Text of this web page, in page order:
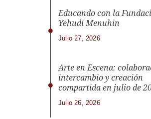
Educando con la
Yehudi Menuhin
Julio 27, 2026
Arte en Escena:
intercambio y creación
compartida en julio de
Julio 26, 2026